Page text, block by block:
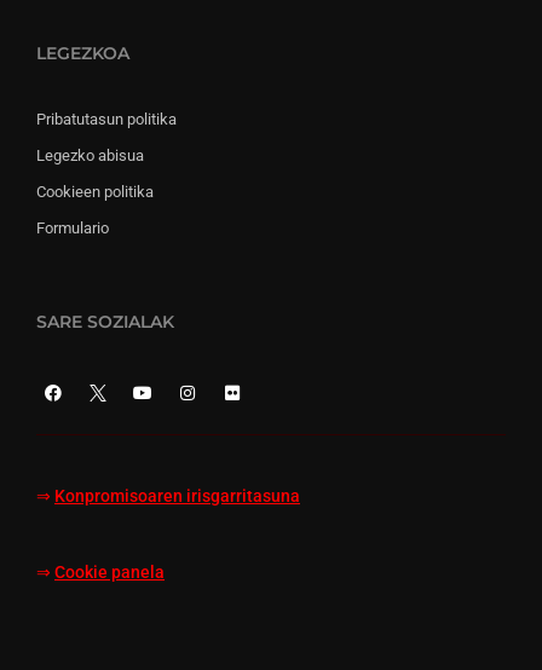
LEGEZKOA
Pribatutasun politika
Legezko abisua
Cookieen politika
Formulario
SARE SOZIALAK
⇒ Konpromisoaren irisgarritasuna
⇒ Cookie panela